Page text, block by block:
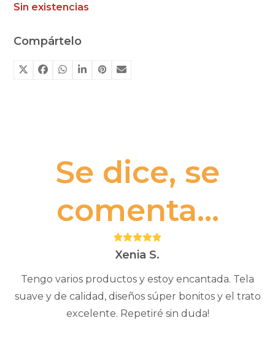
Sin existencias
Compártelo
Se dice, se
comenta...
Puntuación:
5Xenia S.
Tengo varios productos y estoy encantada. Tela
suave y de calidad, diseños súper bonitos y el trato
excelente. Repetiré sin duda!